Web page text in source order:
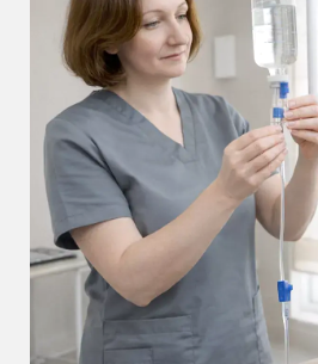
СЕЗОННОЕ ПРЕДЛОЖЕНИЕ В
НУТРИЭРЕ:
Курс капельниц «Иммунный
щит» + консультация
терапевта